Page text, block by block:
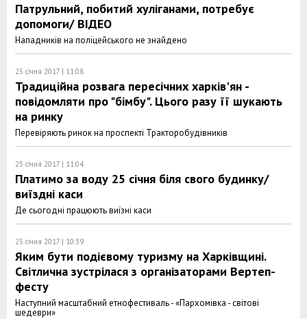
Патрульний, побитий хуліганами, потребує
допомоги/ ВІДЕО
Нападників на поліцейського не знайдено
25 січня 2017 | 11:08
Традиційна розвага пересічних харків'ян -
повідомляти про "бімбу". Цього разу її шукають
на ринку
Перевіряють ринок на проспекті Тракторобудівників
25 січня 2017 | 11:04
Платимо за воду 25 січня біля свого будинку/
виїздні каси
Де сьогодні працюють виїзні каси
25 січня 2017 | 10:39
Яким бути подієвому туризму на Харківщині.
Світлична зустрілася з організаторами Вертеп-
фесту
Наступний масштабний етнофестиваль - «Пархомівка - світові
шедеври»